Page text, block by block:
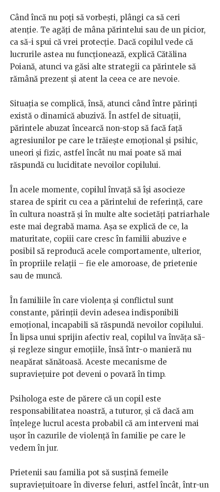
Când încă nu poți să vorbești, plângi ca să ceri
atenție. Te agăți de mâna părintelui sau de un picior,
ca să-i spui că vrei protecție. Dacă copilul vede că
lucrurile astea nu funcționează, explică Cătălina
Poiană, atunci va găsi alte strategii ca părintele să
rămână prezent și atent la ceea ce are nevoie.
Situația se complică, însă, atunci când între părinți
există o dinamică abuzivă. În astfel de situații,
părintele abuzat încearcă non-stop să facă față
agresiunilor pe care le trăiește emoțional și psihic,
uneori și fizic, astfel încât nu mai poate să mai
răspundă cu luciditate nevoilor copilului.
În acele momente, copilul învață să își asocieze
starea de spirit cu cea a părintelui de referință, care
în cultura noastră și în multe alte societăți patriarhale
este mai degrabă mama. Așa se explică de ce, la
maturitate, copiii care cresc în familii abuzive e
posibil să reproducă acele comportamente, ulterior,
în propriile relații – fie ele amoroase, de prietenie
sau de muncă.
În familiile în care violența și conflictul sunt
constante, părinții devin adesea indisponibili
emoțional, incapabili să răspundă nevoilor copilului.
În lipsa unui sprijin afectiv real, copilul va învăța să-
și regleze singur emoțiile, însă într-o manieră nu
neapărat sănătoasă. Aceste mecanisme de
supraviețuire pot deveni o povară în timp.
Psihologa este de părere că un copil este
responsabilitatea noastră, a tuturor, și că dacă am
înțelege lucrul acesta probabil că am interveni mai
ușor în cazurile de violență în familie pe care le
vedem în jur.
Prietenii sau familia pot să susțină femeile
supraviețuitoare în diverse feluri, astfel încât, într-un